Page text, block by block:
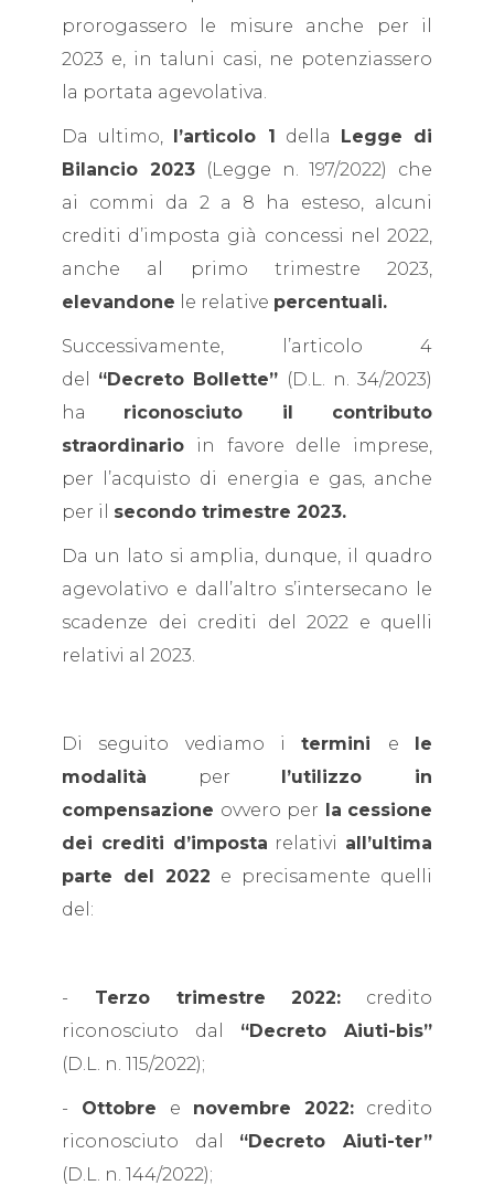
prorogassero le misure anche per il
2023 e, in taluni casi, ne potenziassero
la portata agevolativa.
Da ultimo, l’articolo 1 della
Legge di
Bilancio 2023 (Legge n. 197/2022) che
ai commi da 2 a 8 ha esteso, alcuni
crediti d’imposta già concessi nel 2022,
anche al primo trimestre 2023,
elevandone le relative percentuali.
Successivamente, l’articolo 4
del “Decreto Bollette” (D.L. n. 34/2023)
ha riconosciuto il contributo
straordinario in favore delle imprese,
per l’acquisto di energia e gas, anche
per il secondo trimestre 2023.
Da un lato si amplia, dunque, il quadro
agevolativo e dall’altro s’intersecano le
scadenze dei crediti del 2022 e quelli
relativi al 2023.
Di seguito vediamo itermini e
le
modalità per
l’utilizzo in
compensazione ovvero per la cessione
dei crediti d’imposta relativi all’ultima
parte del 2022 e precisamente quelli
del:
- Terzo trimestre 2022: credito
riconosciuto dal “Decreto Aiuti-bis”
(D.L. n. 115/2022);
- Ottobre e novembre 2022: credito
riconosciuto dal “Decreto Aiuti-ter”
(D.L. n. 144/2022);